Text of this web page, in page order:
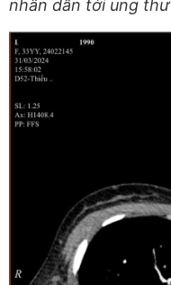
nhân dẫn tới ung